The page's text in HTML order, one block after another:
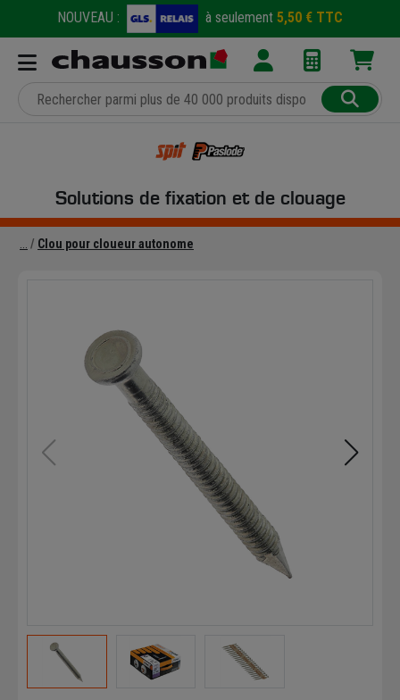
NOUVEAU : à seulement 5,50 € TTC
Solutions de fixation et de clouage
Clou pour cloueur autonome